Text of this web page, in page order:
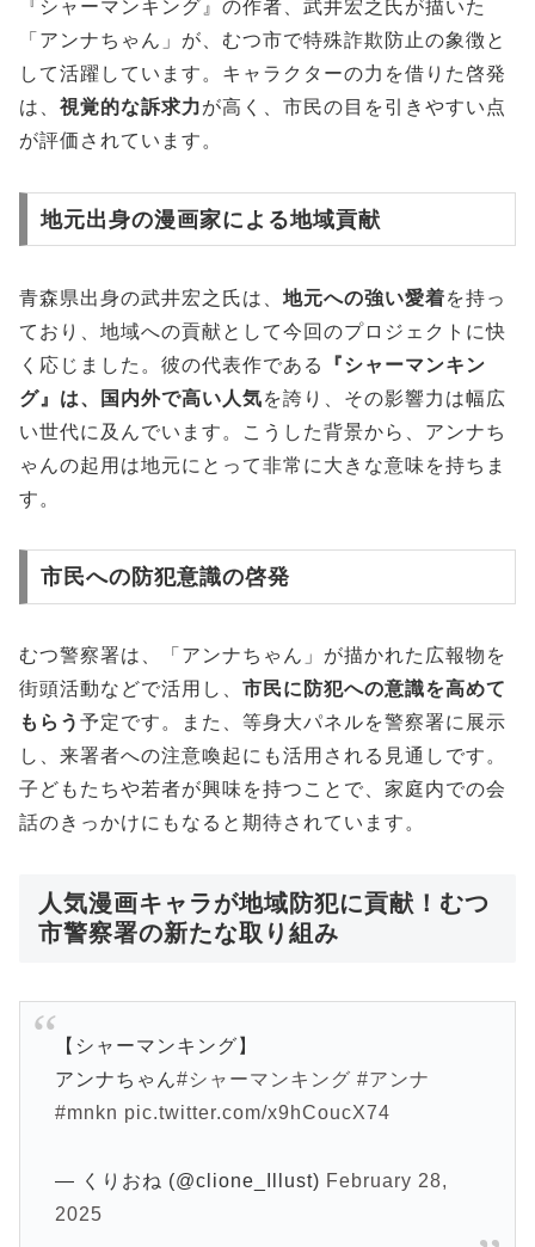
『シャーマンキング』の作者、武井宏之氏が描いた
「アンナちゃん」が、むつ市で特殊詐欺防止の象徴と
して活躍しています。キャラクターの力を借りた啓発
は、 視覚的な訴求力が高く、市民の目を引きやすい点
が評価されています。
地元出身の漫画家による地域貢献
青森県出身の武井宏之氏は、 地元への強い愛着を持っ
ており、地域への貢献として今回のプロジェクトに快
く応じました。彼の代表作である
『シャーマンキン
グ』は、国内外で高い人気を誇り、その影響力は幅広
い世代に及んでいます。こうした背景から、アンナち
ゃんの起用は地元にとって非常に大きな意味を持ちま
す。
市民への防犯意識の啓発
むつ警察署は、「アンナちゃん」が描かれた広報物を
街頭活動などで活用し、 市民に防犯への意識を高めて
もらう 予定です。また、等身大パネルを警察署に展示
し、来署者への注意喚起にも活用される見通しです。
子どもたちや若者が興味を持つことで、家庭内での会
話のきっかけにもなると期待されています。
人気漫画キャラが地域防犯に貢献！むつ
市警察署の新たな取り組み
【シャーマンキング】
アンナちゃん#シャーマンキング #アンナ
#mnkn pic.twitter.com/x9hCoucX74
— くりおね (@clione_Illust) February 28,
2025